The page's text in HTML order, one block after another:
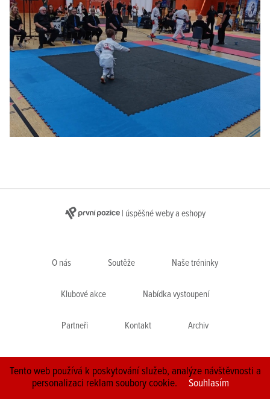
| úspěšné weby a eshopy
O nás Soutěže Naše tréninky
Klubové akce Nabídka vystoupení
Partneři Kontakt Archiv
© 2026 redakční systém |
Tento web používá k poskytování služeb, analýze návštěvnosti a
personalizaci reklam soubory cookie.
Souhlasím